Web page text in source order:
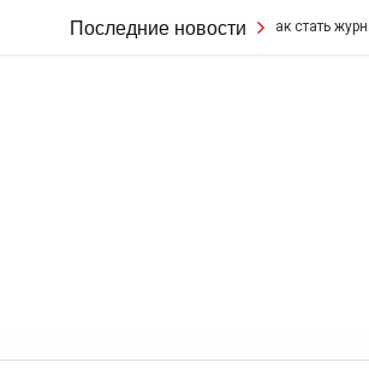
Последние новости
Узнайте о том, как стать